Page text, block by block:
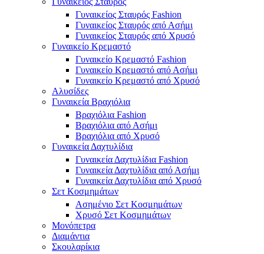
Γυναικείος Σταυρός Fashion
Γυναικείος Σταυρός από Ασήμι
Γυναικείος Σταυρός από Χρυσό
Γυναικείο Κρεμαστό
Γυναικείο Κρεμαστό Fashion
Γυναικείο Κρεμαστό από Ασήμι
Γυναικείο Κρεμαστό από Χρυσό
Αλυσίδες
Γυναικεία Βραχιόλια
Βραχιόλια Fashion
Βραχιόλια από Ασήμι
Βραχιόλια από Χρυσό
Γυναικεία Δαχτυλίδια
Γυναικεία Δαχτυλίδια Fashion
Γυναικεία Δαχτυλίδια από Ασήμι
Γυναικεία Δαχτυλίδια από Χρυσό
Σετ Κοσμημάτων
Ασημένιο Σετ Κοσμημάτων
Χρυσό Σετ Κοσμημάτων
Μονόπετρα
Διαμάντια
Σκουλαρίκια